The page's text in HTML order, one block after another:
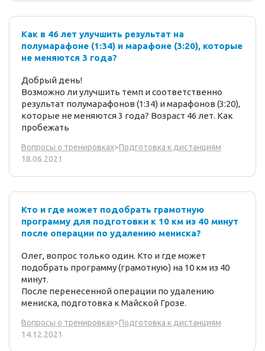
Как в 46 лет улучшить результат на
полумарафоне (1:34) и марафоне (3:20), которые
не меняются 3 года?
Добрый день!
Возможно ли улучшить темп и соответственно
результат полумарафонов (1:34) и марафонов (3:20),
которые не меняются 3 года? Возраст 46 лет. Как
пробежать
Вопросы о тренировках>Подготовка к дистанциям
18.06.2021
Кто и где может подобрать грамотную
программу для подготовки к 10 км из 40 минут
после операции по удалению мениска?
Олег, вопрос только один. Кто и где может
подобрать программу (грамотную) на 10 км из 40
минут.
После перенесенной операции по удалению
мениска, подготовка к Майской Грозе.
Вопросы о тренировках>Подготовка к дистанциям
14.12.2021